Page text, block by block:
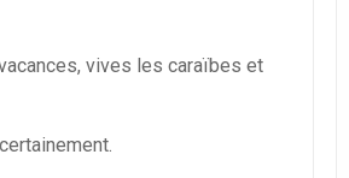
vives les caraïbes et